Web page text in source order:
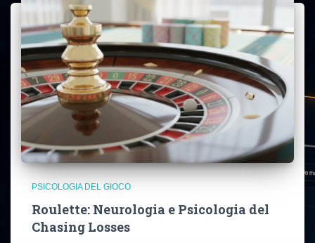
PSICOLOGIA DEL GIOCO
Roulette: Neurologia e Psicologia del
Chasing Losses